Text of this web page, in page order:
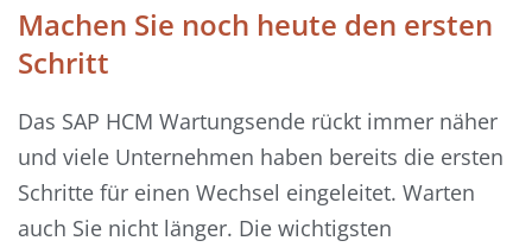
Machen Sie noch heute den ersten
Schritt
Das SAP HCM Wartungsende rückt immer näher
und viele Unternehmen haben bereits die ersten
Schritte für einen Wechsel eingeleitet. Warten
auch Sie nicht länger. Die wichtigsten